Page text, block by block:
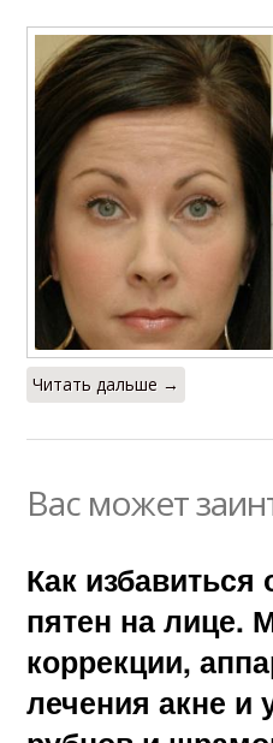
Читать дальше →
Вас может
Как избавиться
пятен на лице.
коррекции,
лечения акне и